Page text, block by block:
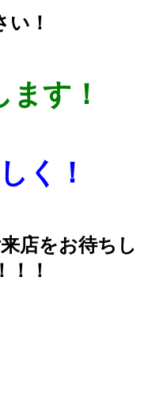
い！
す！
く！
店をお待ちし
！！